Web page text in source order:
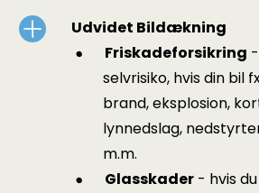
Udvidet Bildækning
Friskadeforsikring
selvrisiko, hvis din bil
brand, eksplosion,
lynnedslag,
m.m.
Glasskader - hvis